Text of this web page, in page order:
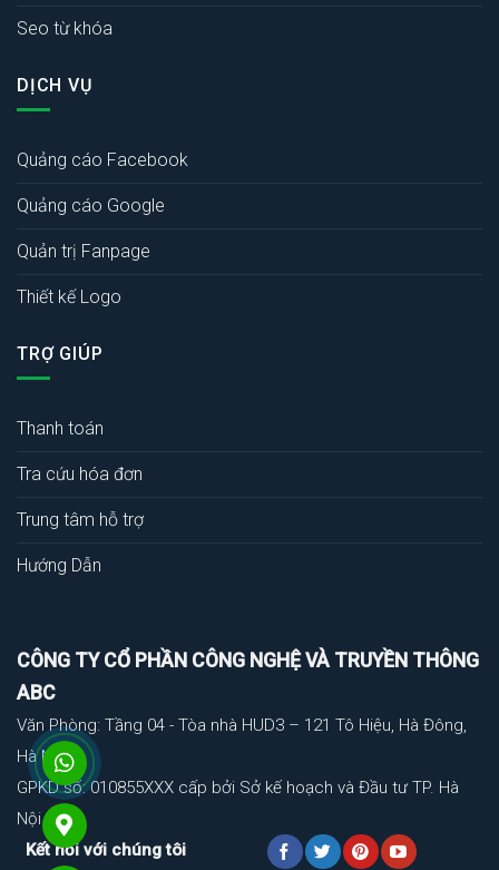
Seo từ khóa
DỊCH VỤ
Quảng cáo Facebook
Quảng cáo Google
Quản trị Fanpage
Thiết kế Logo
TRỢ GIÚP
Thanh toán
Tra cứu hóa đơn
Trung tâm hỗ trợ
Hướng Dẫn
CÔNG TY CỔ PHẦN CÔNG NGHỆ VÀ TRUYỀN THÔNG
ABC
Văn Phòng: Tầng 04 - Tòa nhà HUD3 – 121 Tô Hiệu, Hà Đông,
Hà Nội
GPKD số: 010855XXX cấp bởi Sở kế hoạch và Đầu tư TP. Hà
Nội
Kết nối với chúng tôi